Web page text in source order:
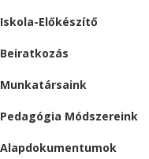
Iskola-Előkészítő
Beiratkozás
Munkatársaink
Pedagógia Módszereink
Alapdokumentumok